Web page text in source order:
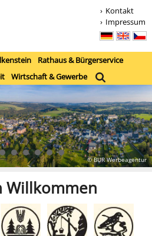
Kontakt
Impressum
Rathaus & Bürgerservice
Wirtschaft & Gewerbe
© BUR Werbeagentur
Willkommen